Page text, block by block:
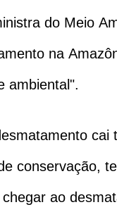
do Meio
na
ambiental".
conservação,
ao